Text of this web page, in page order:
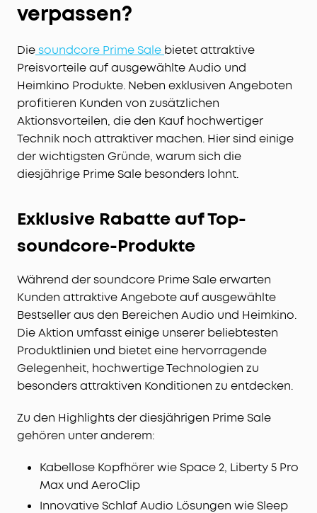
verpassen?
Diesoundcore Prime Sale bietet attraktive
Preisvorteile auf ausgewählte Audio und
Heimkino Produkte. Neben exklusiven Angeboten
profitieren Kunden von zusätzlichen
Aktionsvorteilen, die den Kauf hochwertiger
Technik noch attraktiver machen. Hier sind einige
der wichtigsten Gründe, warum sich die
diesjährige Prime Sale besonders lohnt.
Exklusive Rabatte auf Top-
soundcore-Produkte
Während der soundcore Prime Sale erwarten
Kunden attraktive Angebote auf ausgewählte
Bestseller aus den Bereichen Audio und Heimkino.
Die Aktion umfasst einige unserer beliebtesten
Produktlinien und bietet eine hervorragende
Gelegenheit, hochwertige Technologien zu
besonders attraktiven Konditionen zu entdecken.
Zu den Highlights der diesjährigen Prime Sale
gehören unter anderem:
Kabellose Kopfhörer wie Space 2, Liberty 5 Pro
Max und AeroClip
Innovative Schlaf Audio Lösungen wie Sleep